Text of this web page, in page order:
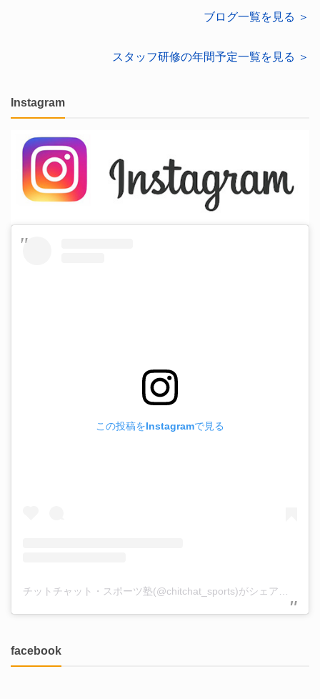
ブログ一覧を見る ＞
スタッフ研修の年間予定一覧を見る ＞
Instagram
この投稿をInstagramで見る
facebook